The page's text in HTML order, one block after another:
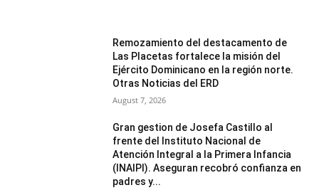
Remozamiento del destacamento de
Las Placetas fortalece la misión del
Ejército Dominicano en la región norte.
Otras Noticias del ERD
August 7, 2026
Gran gestion de Josefa Castillo al
frente del Instituto Nacional de
Atención Integral a la Primera Infancia
(INAIPI). Aseguran recobró confianza en
padres y...